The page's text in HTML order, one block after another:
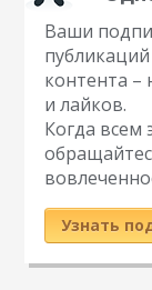
Ваши
контента –
и лайков.
Когда всем
Узнать